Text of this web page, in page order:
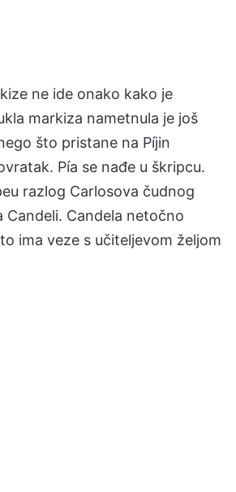
ne ide onako kako je
markiza nametnula je još
što pristane na Píjin
Pía se nađe u škripcu.
razlog Carlosova čudnog
Candeli. Candela netočno
ima veze s učiteljevom željom